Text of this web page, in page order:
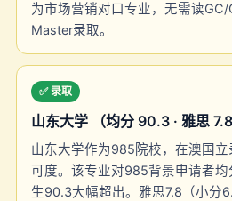
为市场营销对口专业，无需读GC/
Master录取。
✅ 录取
山东大学 （均分 90.3 · 雅思
山东大学作为985院校，在澳国
可度。该专业对985背景申请者
生90.3大幅超出。雅思7.8（小分